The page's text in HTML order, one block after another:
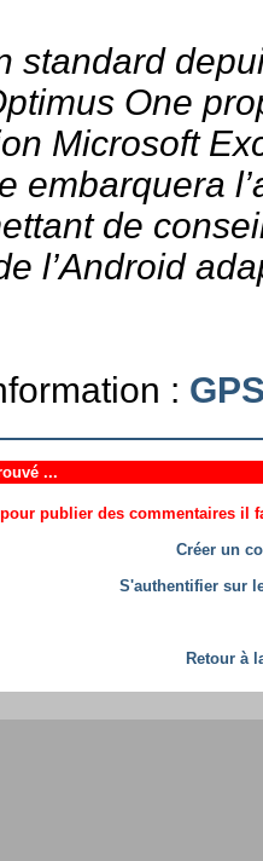
standard
One
Microsoft
embarquera
de
l’Android
:
...
publier des commentaires il
Créer un
S'authentifier sur
Retour à